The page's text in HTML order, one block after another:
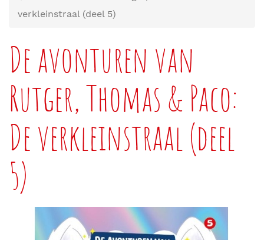
verkleinstraal (deel 5)
De avonturen van
Rutger, Thomas & Paco:
De verkleinstraal (deel
5)